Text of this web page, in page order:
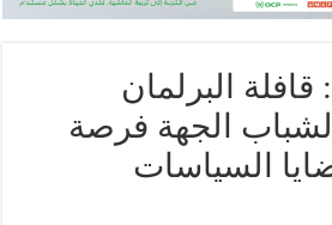
قافلة البرلمان
لشباب الجهة فرصة
السياسات